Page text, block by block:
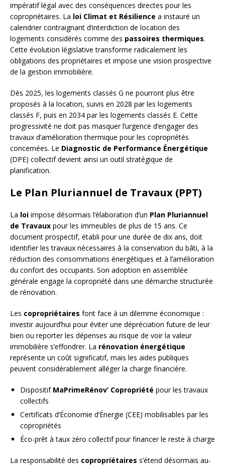
impératif légal avec des conséquences directes pour les
copropriétaires. La loi Climat et Résilience a instauré un
calendrier contraignant d’interdiction de location des
logements considérés comme des passoires thermiques.
Cette évolution législative transforme radicalement les
obligations des propriétaires et impose une vision prospective
de la gestion immobilière.
Dès 2025, les logements classés G ne pourront plus être
proposés à la location, suivis en 2028 par les logements
classés F, puis en 2034 par les logements classés E. Cette
progressivité ne doit pas masquer l’urgence d’engager des
travaux d’amélioration thermique pour les copropriétés
concernées. Le Diagnostic de Performance Énergétique
(DPE) collectif devient ainsi un outil stratégique de
planification.
Le Plan Pluriannuel de Travaux (PPT)
La loi impose désormais l’élaboration d’un Plan Pluriannuel
de Travaux pour les immeubles de plus de 15 ans. Ce
document prospectif, établi pour une durée de dix ans, doit
identifier les travaux nécessaires à la conservation du bâti, à la
réduction des consommations énergétiques et à l’amélioration
du confort des occupants. Son adoption en assemblée
générale engage la copropriété dans une démarche structurée
de rénovation.
Les copropriétaires font face à un dilemme économique :
investir aujourd’hui pour éviter une dépréciation future de leur
bien ou reporter les dépenses au risque de voir la valeur
immobilière s’effondrer. La rénovation énergétique
représente un coût significatif, mais les aides publiques
peuvent considérablement alléger la charge financière.
Dispositif MaPrimeRénov’ Copropriété pour les travaux
collectifs
Certificats d’Économie d’Énergie (CEE) mobilisables par les
copropriétés
Éco-prêt à taux zéro collectif pour financer le reste à charge
La responsabilité des copropriétaires s’étend désormais au-